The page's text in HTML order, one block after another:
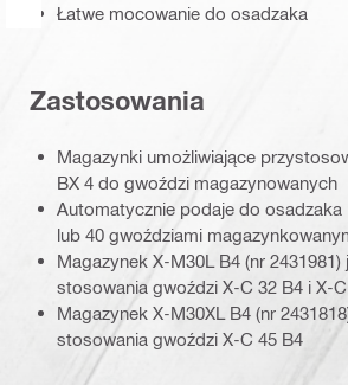
Łatwe mocowanie do osadzaka
Zastosowania
Magazynki umożliwiające
BX 4 do gwoździ magazynowanych
Automatycznie podaje do osadzaka
lub 40 gwoździami
Magazynek X-M30L B4 (nr
stosowania gwoździ X-C 32 B4 i X-
Magazynek X-M30XL B4 (nr
stosowania gwoździ X-C 45 B4